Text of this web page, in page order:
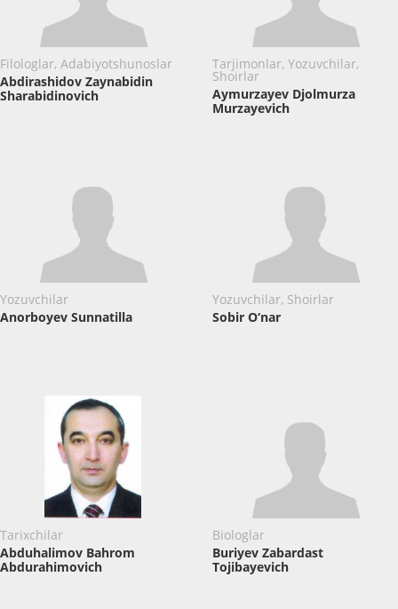
Filologlar, Adabiyotshunoslar
Abdirashidov Zaynabidin
Sharabidinovich
Tarjimonlar, Yozuvchilar,
Shoirlar
Aymurzayev Djolmurza
Murzayevich
Yozuvchilar
Anorboyev Sunnatilla
Yozuvchilar, Shoirlar
Sobir O‘nar
Tarixchilar
Abduhalimov Bahrom
Abdurahimovich
Biologlar
Buriyev Zabardast
Tojibayevich